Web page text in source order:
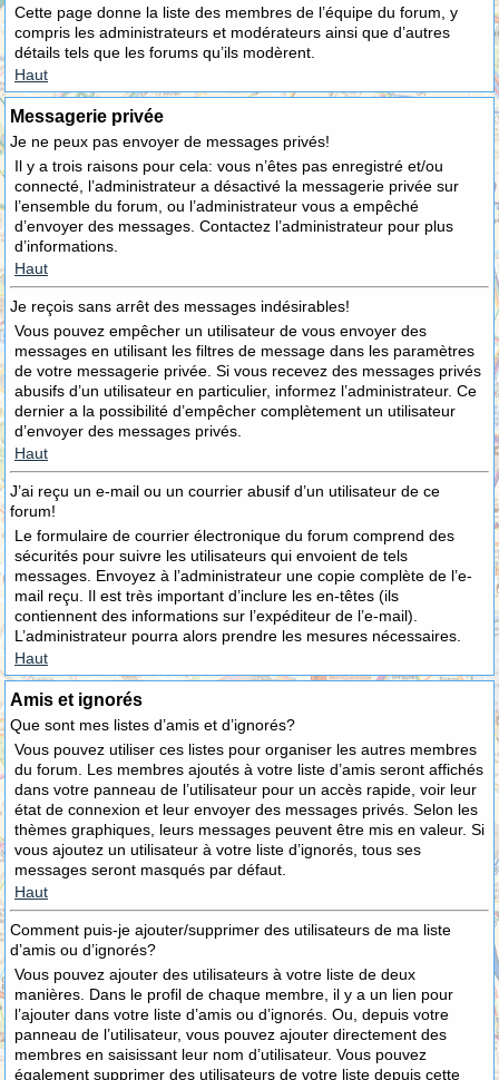
Cette page donne la liste des membres de l’équipe du forum, y
compris les administrateurs et modérateurs ainsi que d’autres
détails tels que les forums qu’ils modèrent.
Haut
Messagerie privée
Je ne peux pas envoyer de messages privés!
Il y a trois raisons pour cela: vous n’êtes pas enregistré et/ou
connecté, l’administrateur a désactivé la messagerie privée sur
l’ensemble du forum, ou l’administrateur vous a empêché
d’envoyer des messages. Contactez l’administrateur pour plus
d’informations.
Haut
Je reçois sans arrêt des messages indésirables!
Vous pouvez empêcher un utilisateur de vous envoyer des
messages en utilisant les filtres de message dans les paramètres
de votre messagerie privée. Si vous recevez des messages privés
abusifs d’un utilisateur en particulier, informez l’administrateur. Ce
dernier a la possibilité d’empêcher complètement un utilisateur
d’envoyer des messages privés.
Haut
J’ai reçu un e-mail ou un courrier abusif d’un utilisateur de ce
forum!
Le formulaire de courrier électronique du forum comprend des
sécurités pour suivre les utilisateurs qui envoient de tels
messages. Envoyez à l’administrateur une copie complète de l’e-
mail reçu. Il est très important d’inclure les en-têtes (ils
contiennent des informations sur l’expéditeur de l’e-mail).
L’administrateur pourra alors prendre les mesures nécessaires.
Haut
Amis et ignorés
Que sont mes listes d’amis et d’ignorés?
Vous pouvez utiliser ces listes pour organiser les autres membres
du forum. Les membres ajoutés à votre liste d’amis seront affichés
dans votre panneau de l’utilisateur pour un accès rapide, voir leur
état de connexion et leur envoyer des messages privés. Selon les
thèmes graphiques, leurs messages peuvent être mis en valeur. Si
vous ajoutez un utilisateur à votre liste d’ignorés, tous ses
messages seront masqués par défaut.
Haut
Comment puis-je ajouter/supprimer des utilisateurs de ma liste
d’amis ou d’ignorés?
Vous pouvez ajouter des utilisateurs à votre liste de deux
manières. Dans le profil de chaque membre, il y a un lien pour
l’ajouter dans votre liste d’amis ou d’ignorés. Ou, depuis votre
panneau de l’utilisateur, vous pouvez ajouter directement des
membres en saisissant leur nom d’utilisateur. Vous pouvez
également supprimer des utilisateurs de votre liste depuis cette